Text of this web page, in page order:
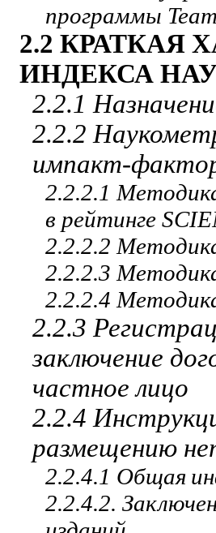
программы
2.2 КРАТКАЯ
ИНДЕКСА
2.2.1
2.2.2
импакт-
2.2.2.1
в рейтинге
2.2.2.2
2.2.2.3
2.2.2.4
2.2.3
заключение
частное лицо
2.2.4
размещению
2.2.4.1 Общая ин
2.2.4.2.